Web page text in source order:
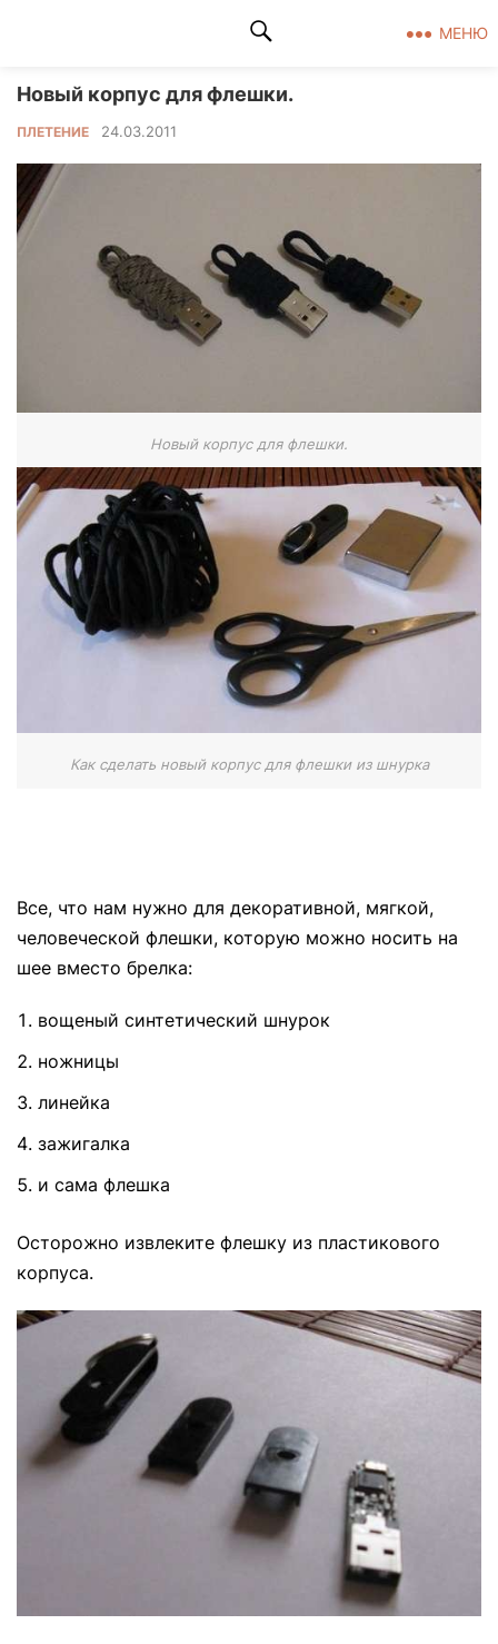
МЕНЮ
Новый корпус для флешки.
ПЛЕТЕНИЕ 24.03.2011
Новый корпус для флешки.
Как сделать новый корпус для флешки из шнурка
Все, что нам нужно для декоративной, мягкой,
человеческой флешки, которую можно носить на
шее вместо брелка:
вощеный синтетический шнурок
ножницы
линейка
зажигалка
и сама флешка
Осторожно извлеките флешку из пластикового
корпуса.